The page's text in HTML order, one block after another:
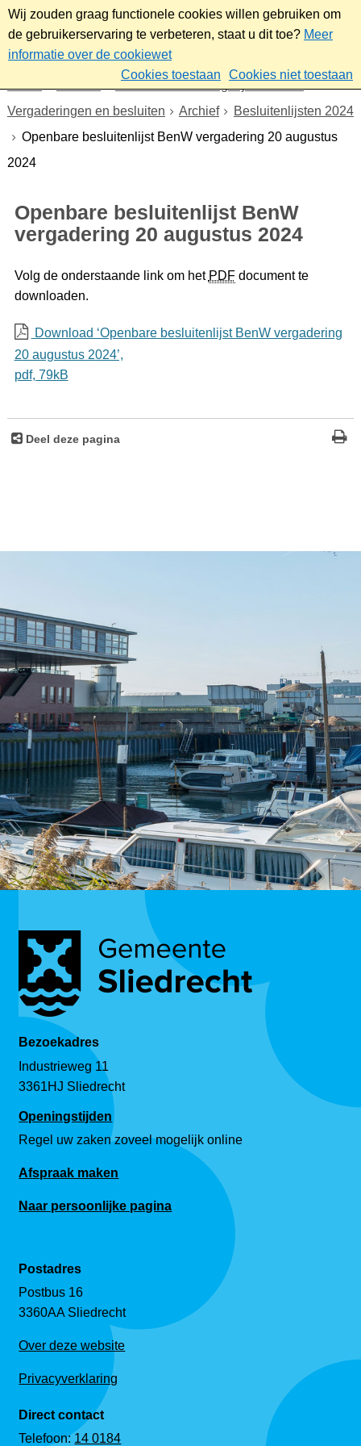
Wij zouden graag functionele cookies willen gebruiken om
de gebruikerservaring te verbeteren, staat u dit toe? Meer
informatie over de cookiewet
Cookies toestaan
Cookies niet toestaan
Gemeenteraad/Dagelijks bestuur
Vergaderingen en besluiten
Archief
Besluitenlijsten 2024
Openbare besluitenlijst BenW vergadering 20 augustus
2024
Openbare besluitenlijst BenW
vergadering 20 augustus 2024
Volg de onderstaande link om het PDFdocument te
downloaden.
Download ‘Openbare besluitenlijst BenW vergadering
20 augustus 2024’,
pdf, 79kB
Deel deze pagina
Bezoekadres
Industrieweg 11
3361HJ Sliedrecht
Openingstijden
Regel uw zaken zoveel mogelijk online
Afspraak maken
Naar persoonlijke pagina
Postadres
Postbus 16
3360AA Sliedrecht
Over deze website
Privacyverklaring
Direct contact
Telefoon:14 0184